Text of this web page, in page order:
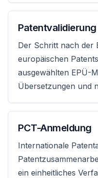
Patentvalidierung
Der Schritt nach der
europäischen
ausgewählten EPÜ-
Übersetzungen und
PCT-Anmeldung
Internationale
ein einheitliches